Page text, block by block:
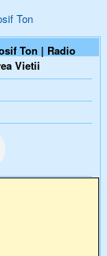
Ton
Ton | Radio
Vietii